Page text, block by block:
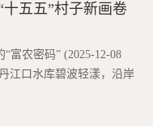
十五五”村子新画卷
富农密码” (2025-12-08
江口水库碧波轻漾，沿岸